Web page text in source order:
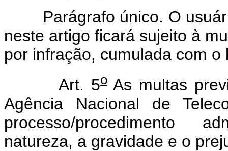
Parágrafo único. O
neste artigo ficará sujeito à
por infração, cumulada com
Art. 5oAs multas
Agência Nacional de
processo/procedimento
natureza, a gravidade e o